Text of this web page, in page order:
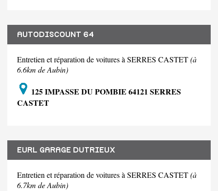
AUTODISCOUNT 64
Entretien et réparation de voitures à SERRES CASTET(à
6.6km de Aubin)
125 IMPASSE DU POMBIE 64121 SERRES
CASTET
EURL GARAGE DUTRIEUX
Entretien et réparation de voitures à SERRES CASTET(à
6.7km de Aubin)